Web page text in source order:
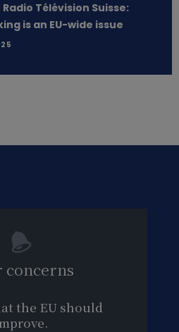
Radio Télévision Suisse:
is an EU-wide issue
concerns
the EU should